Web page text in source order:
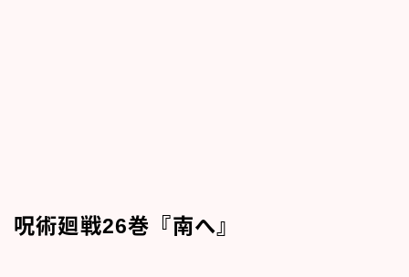
呪術廻戦26巻『南へ』